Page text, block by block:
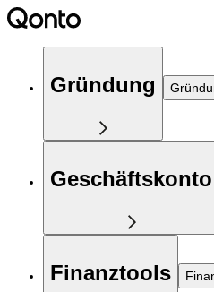
Gründung
Geschäftskonto
Finanztools